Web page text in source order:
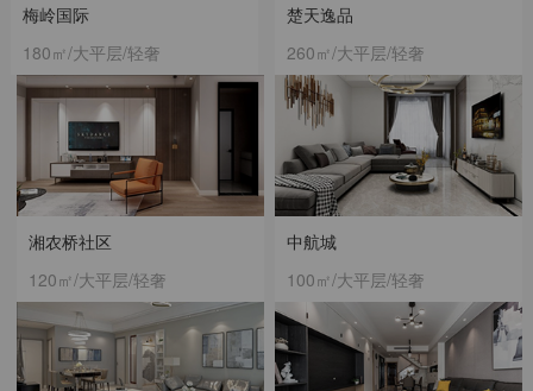
梅岭国际
180㎡/大平层/轻奢
楚天逸品
260㎡/大平层/轻奢
中航城
100㎡/大平层/轻奢
湘农桥社区
120㎡/大平层/轻奢